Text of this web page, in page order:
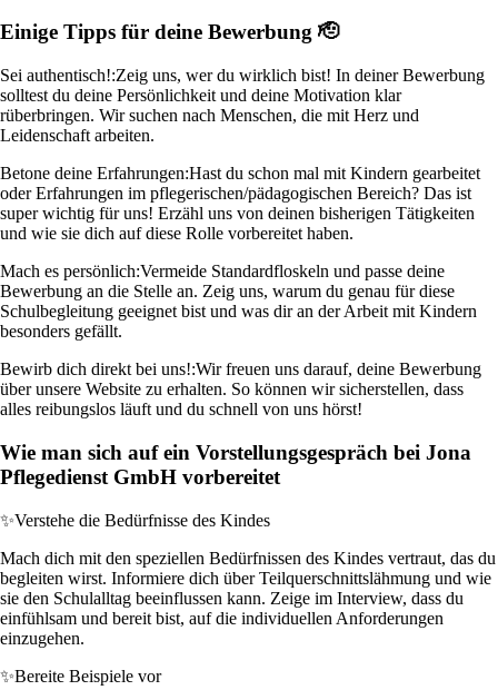
Einige Tipps für deine Bewerbung 🫡
Sei authentisch!:Zeig uns, wer du wirklich bist! In deiner Bewerbung
solltest du deine Persönlichkeit und deine Motivation klar
rüberbringen. Wir suchen nach Menschen, die mit Herz und
Leidenschaft arbeiten.
Betone deine Erfahrungen:Hast du schon mal mit Kindern gearbeitet
oder Erfahrungen im pflegerischen/pädagogischen Bereich? Das ist
super wichtig für uns! Erzähl uns von deinen bisherigen Tätigkeiten
und wie sie dich auf diese Rolle vorbereitet haben.
Mach es persönlich:Vermeide Standardfloskeln und passe deine
Bewerbung an die Stelle an. Zeig uns, warum du genau für diese
Schulbegleitung geeignet bist und was dir an der Arbeit mit Kindern
besonders gefällt.
Bewirb dich direkt bei uns!:Wir freuen uns darauf, deine Bewerbung
über unsere Website zu erhalten. So können wir sicherstellen, dass
alles reibungslos läuft und du schnell von uns hörst!
Wie man sich auf ein Vorstellungsgespräch bei Jona
Pflegedienst GmbH vorbereitet
✨Verstehe die Bedürfnisse des Kindes
Mach dich mit den speziellen Bedürfnissen des Kindes vertraut, das du
begleiten wirst. Informiere dich über Teilquerschnittslähmung und wie
sie den Schulalltag beeinflussen kann. Zeige im Interview, dass du
einfühlsam und bereit bist, auf die individuellen Anforderungen
einzugehen.
✨Bereite Beispiele vor